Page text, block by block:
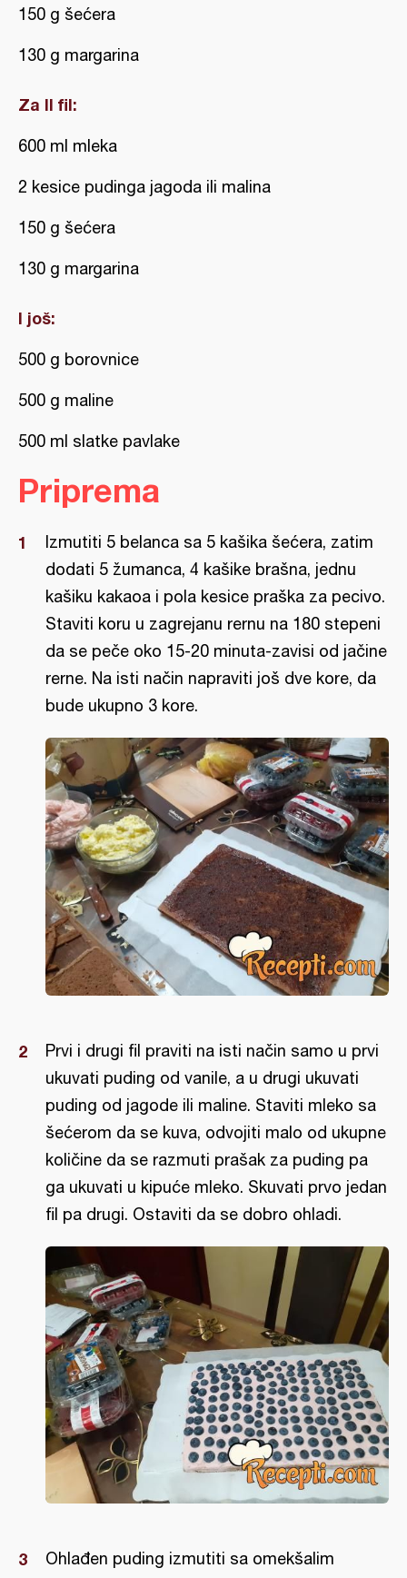
150 g šećera
130 g margarina
Za II fil:
600 ml mleka
2 kesice pudinga jagoda ili malina
150 g šećera
130 g margarina
I još:
500 g borovnice
500 g maline
500 ml slatke pavlake
Priprema
Izmutiti 5 belanca sa 5 kašika šećera, zatim
dodati 5 žumanca, 4 kašike brašna, jednu
kašiku kakaoa i pola kesice praška za pecivo.
Staviti koru u zagrejanu rernu na 180 stepeni
da se peče oko 15-20 minuta-zavisi od jačine
rerne. Na isti način napraviti još dve kore, da
bude ukupno 3 kore.
Prvi i drugi fil praviti na isti način samo u prvi
ukuvati puding od vanile, a u drugi ukuvati
puding od jagode ili maline. Staviti mleko sa
šećerom da se kuva, odvojiti malo od ukupne
količine da se razmuti prašak za puding pa
ga ukuvati u kipuće mleko. Skuvati prvo jedan
fil pa drugi. Ostaviti da se dobro ohladi.
Ohlađen puding izmutiti sa omekšalim